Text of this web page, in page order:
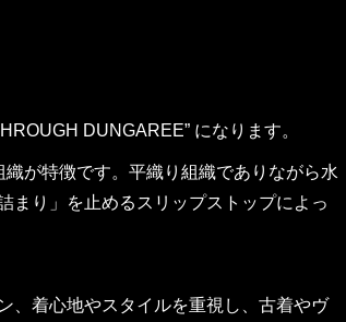
DUNGAREE” になります。
が特徴です。平織り組織でありながら水
まり」を止めるスリップストップによっ
、着心地やスタイルを重視し、古着やヴ